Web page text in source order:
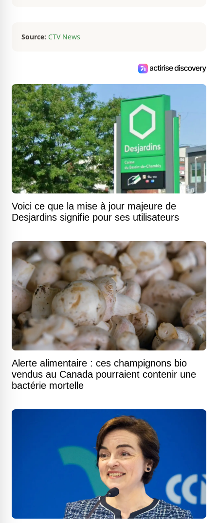
Source: CTV News
Voici ce que la mise à jour majeure de
Desjardins signifie pour ses utilisateurs
Alerte alimentaire : ces champignons bio
vendus au Canada pourraient contenir une
bactérie mortelle